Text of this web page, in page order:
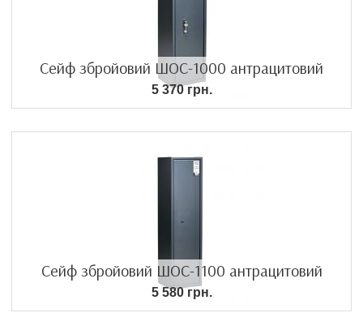
Сейф збройовий ШОС-1000 антрацитовий
5 370 грн.
Сейф збройовий ШОС-1100 антрацитовий
5 580 грн.